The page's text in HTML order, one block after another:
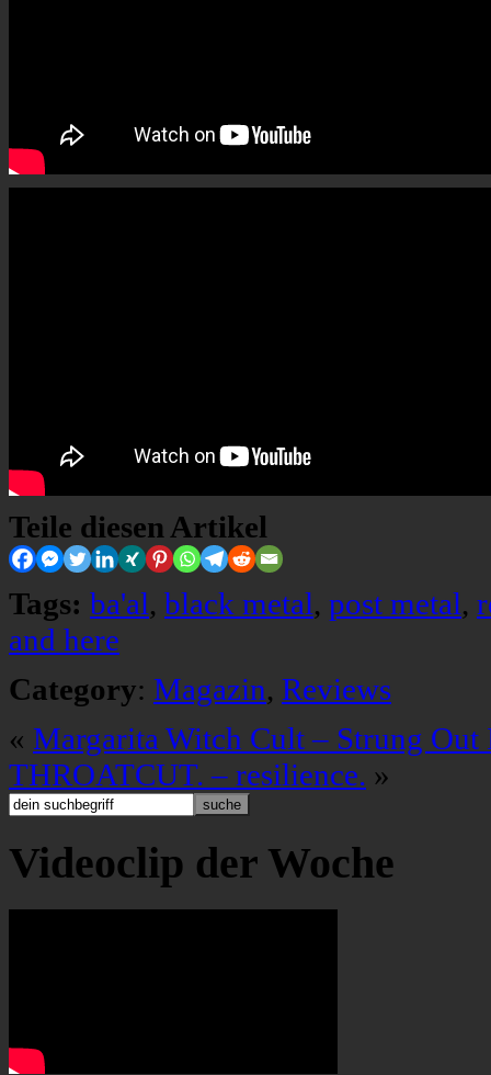
Teile diesen Artikel
Tags: ba'al, black metal, post metal,
and here
Category: Magazin, Reviews
« Margarita Witch Cult – Strung
THROATCUT. – resilience. »
Videoclip der Woche